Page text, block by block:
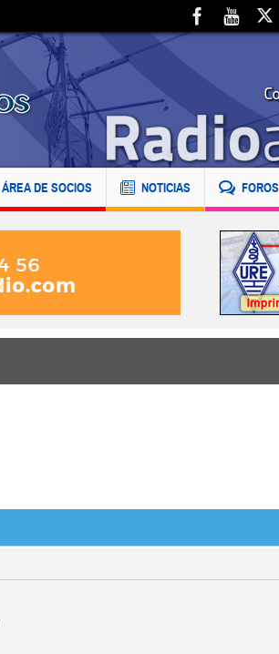
ÁREA DE SOCIOS NOTICIAS FOROS